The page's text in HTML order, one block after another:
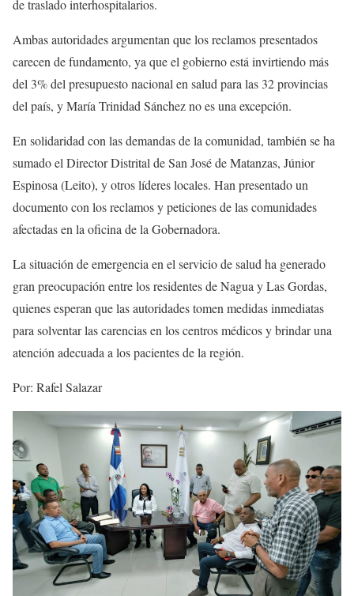
de traslado interhospitalarios.
Ambas autoridades argumentan que los reclamos presentados
carecen de fundamento, ya que el gobierno está invirtiendo más
del 3% del presupuesto nacional en salud para las 32 provincias
del país, y María Trinidad Sánchez no es una excepción.
En solidaridad con las demandas de la comunidad, también se ha
sumado el Director Distrital de San José de Matanzas, Júnior
Espinosa (Leito), y otros líderes locales. Han presentado un
documento con los reclamos y peticiones de las comunidades
afectadas en la oficina de la Gobernadora.
La situación de emergencia en el servicio de salud ha generado
gran preocupación entre los residentes de Nagua y Las Gordas,
quienes esperan que las autoridades tomen medidas inmediatas
para solventar las carencias en los centros médicos y brindar una
atención adecuada a los pacientes de la región.
Por: Rafel Salazar